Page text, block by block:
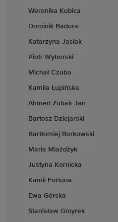
Weronika Kubica
Dominik Badura
Katarzyna Jasiak
Piotr Wyborski
Michał Czuba
Kamila Łupińska
Ahmed Zubair Jan
Bartosz Dziejarski
Bartłomiej Borkowski
Maria Miażdżyk
Justyna Kornicka
Kamil Fortuna
Ewa Górska
Stanisław Gmyrek